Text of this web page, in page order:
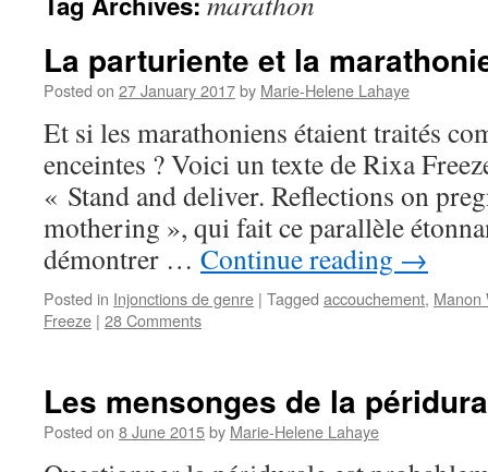
La parturiente et la
Posted on 27 January 2017by Marie-Helene Lahaye
Et si les marathoniens étaient traités
enceintes ? Voici un texte de Rixa
« Stand and deliver. Reflections on
mothering », qui fait ce parallèle
démontrer … Continue reading →
Posted in Injonctions de genre | Tagged accouchement, Manon
Freeze | 28 Comments
Les mensonges de la
Posted on 8 June 2015by Marie-Helene Lahaye